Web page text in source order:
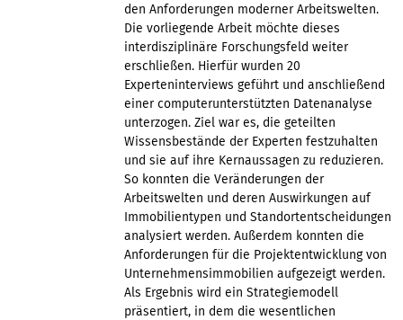
den Anforderungen moderner Arbeitswelten.
Die vorliegende Arbeit möchte dieses
interdisziplinäre Forschungsfeld weiter
erschließen. Hierfür wurden 20
Experteninterviews geführt und anschließend
einer computerunterstützten Datenanalyse
unterzogen. Ziel war es, die geteilten
Wissensbestände der Experten festzuhalten
und sie auf ihre Kernaussagen zu reduzieren.
So konnten die Veränderungen der
Arbeitswelten und deren Auswirkungen auf
Immobilientypen und Standortentscheidungen
analysiert werden. Außerdem konnten die
Anforderungen für die Projektentwicklung von
Unternehmensimmobilien aufgezeigt werden.
Als Ergebnis wird ein Strategiemodell
präsentiert, in dem die wesentlichen